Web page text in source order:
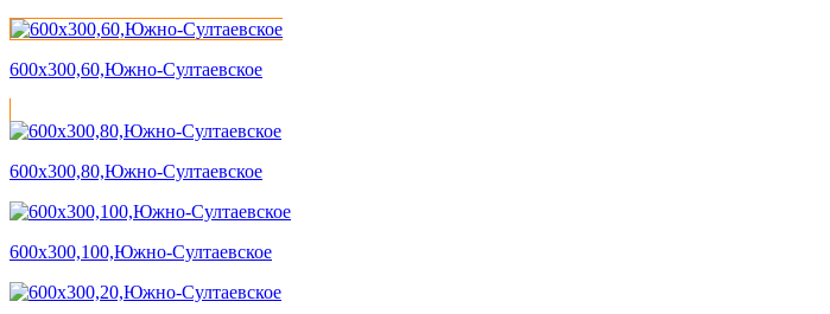
600х300,60,Южно-Султаевское
600х300,80,Южно-Султаевское
600х300,100,Южно-Султаевское